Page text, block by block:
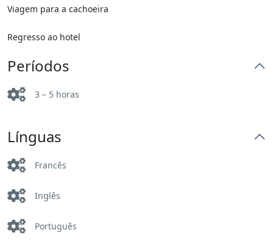
Viagem para a cachoeira
Regresso ao hotel
Períodos
3 – 5 horas
Línguas
Francês
Inglês
Português